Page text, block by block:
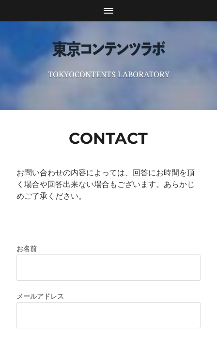
TOKYOCONTENTS LABORATORY
CONTACT
お問い合わせの内容によっては、回答にお時間を頂
く場合や回答出来ない場合もございます。あらかじ
めご了承ください。
お名前
メールアドレス